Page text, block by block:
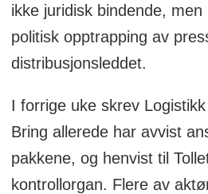
ikke juridisk bindende,
politisk opptrapping av
distribusjonsleddet.
I forrige uke skrev
Bring allerede har avvist
pakkene, og henvist til
kontrollorgan. Flere av